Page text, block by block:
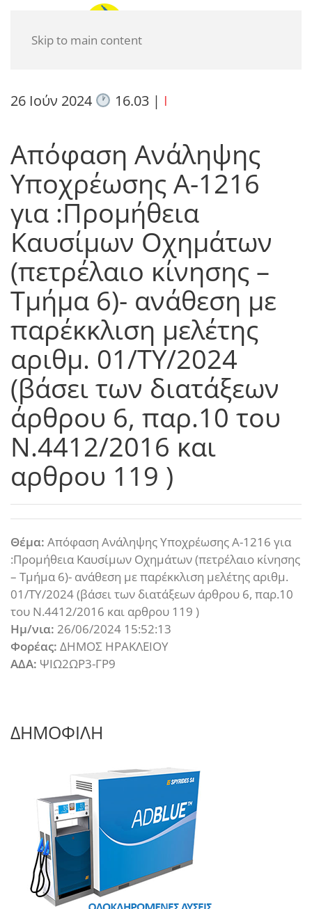
Skip to main content
26 Ιούν 2024 16.03| I
Απόφαση Ανάληψης
Υποχρέωσης Α-1216
για :Προμήθεια
Καυσίμων Οχημάτων
(πετρέλαιο κίνησης –
Τμήμα 6)- ανάθεση με
παρέκκλιση μελέτης
αριθμ. 01/ΤΥ/2024
(βάσει των διατάξεων
άρθρου 6, παρ.10 του
Ν.4412/2016 και
αρθρου 119 )
Θέμα: Απόφαση Ανάληψης Υποχρέωσης Α-1216 για
:Προμήθεια Καυσίμων Οχημάτων (πετρέλαιο κίνησης
– Τμήμα 6)- ανάθεση με παρέκκλιση μελέτης αριθμ.
01/ΤΥ/2024 (βάσει των διατάξεων άρθρου 6, παρ.10
του Ν.4412/2016 και αρθρου 119 )
Ημ/νια: 26/06/2024 15:52:13
Φορέας: ΔΗΜΟΣ ΗΡΑΚΛΕΙΟΥ
ΑΔΑ: ΨΙΩ2ΩΡ3-ΓΡ9
ΔΗΜΟΦΙΛΗ